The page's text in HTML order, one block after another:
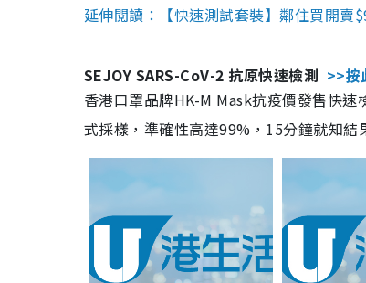
延伸閱讀：【快速測試套裝】鄰住買開賣
SEJOY SARS-CoV-2 抗原快速檢測 >>按
香港口罩品牌HK-M Mask抗疫價發售快
式採樣，準確性高達99%，15分鐘就知結